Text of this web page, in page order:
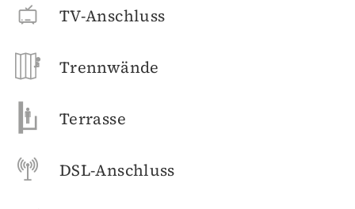
TV-Anschluss
Trennwände
Terrasse
DSL-Anschluss